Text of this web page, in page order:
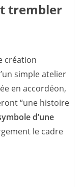
trembler
création
simple atelier
en accordéon,
“une histoire
d’une
le cadre